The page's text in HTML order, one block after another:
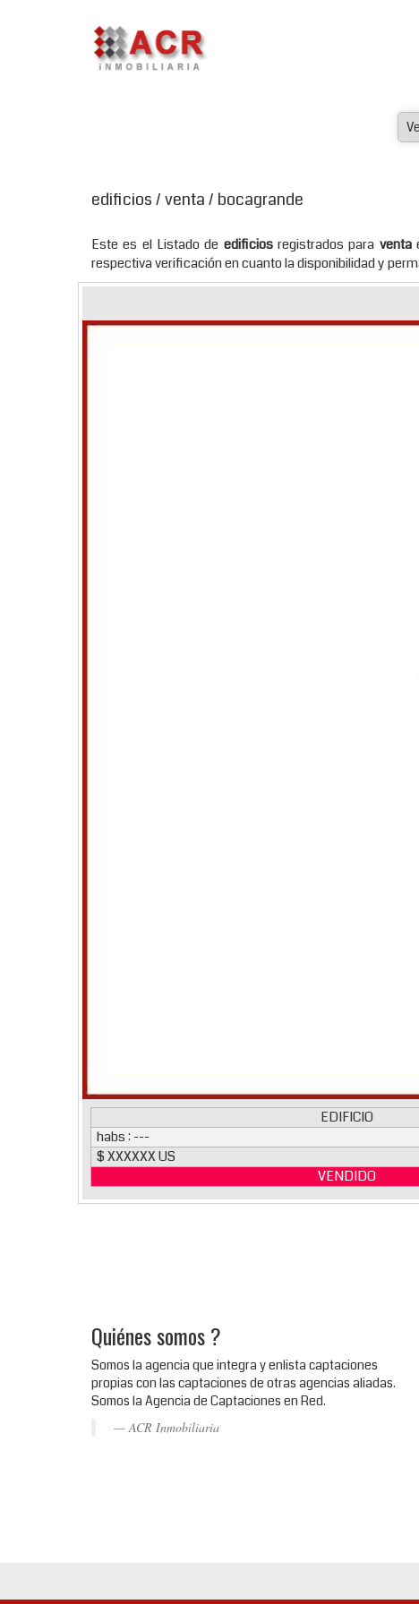
edificios / venta / bocagrande
Este es el Listado de edificiosregistrados para venta
respectiva verificación en cuanto la disponibilidad y
EDIFICIO
habs : ---
$ XXXXXX US
VENDIDO
Quiénes somos ?
Somos la agencia que integra y enlista captaciones
propias con las captaciones de otras agencias aliadas.
Somos la Agencia de Captaciones en Red.
ACR Inmobiliaria